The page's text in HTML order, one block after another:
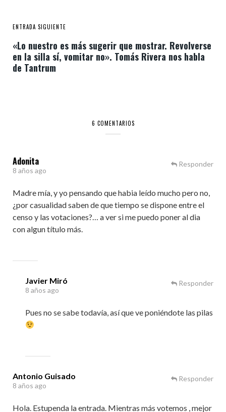
ENTRADA SIGUIENTE
«Lo nuestro es más sugerir que mostrar. Revolverse
en la silla sí, vomitar no». Tomás Rivera nos habla
de Tantrum
6 COMENTARIOS
Adonita
8 años ago
Madre mía, y yo pensando que habia leído mucho pero no,
¿por casualidad saben de que tiempo se dispone entre el
censo y las votaciones?… a ver si me puedo poner al dia
con algun título más.
Responder
Javier Miró
8 años ago
Pues no se sabe todavía, así que ve poniéndote las pilas
Responder
Antonio Guisado
8 años ago
Hola. Estupenda la entrada. Mientras más votemos , mejor
Responder